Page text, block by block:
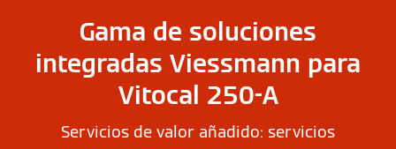
Gama de soluciones
integradas Viessmann para
Vitocal 250-A
Servicios de valor añadido: servicios